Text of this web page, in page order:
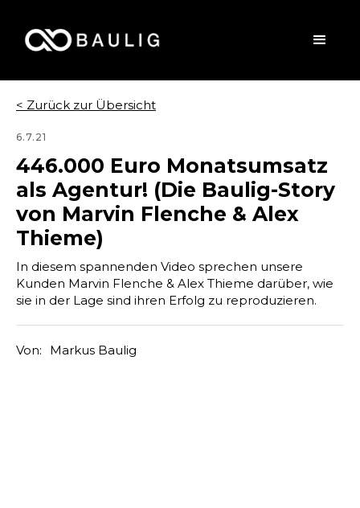
< Zurück zur Übersicht
6.7.21
446.000 Euro Monatsumsatz
als Agentur! (Die Baulig-Story
von Marvin Flenche & Alex
Thieme)
In diesem spannenden Video sprechen unsere
Kunden Marvin Flenche & Alex Thieme darüber, wie
sie in der Lage sind ihren Erfolg zu reproduzieren.
Von: Markus Baulig